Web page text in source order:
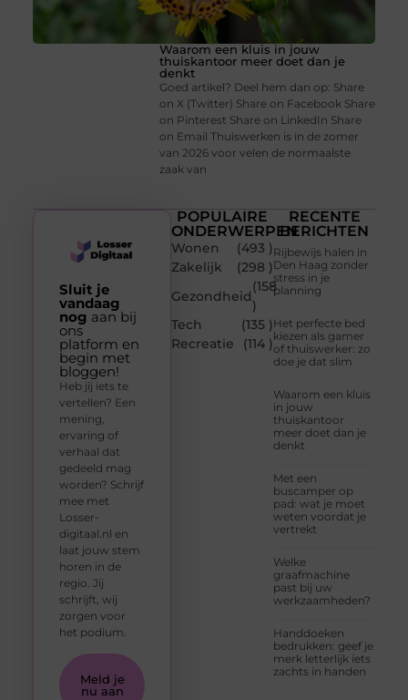
Waarom een kluis in jouw
thuiskantoor meer doet dan je
denkt
Goed artikel? Deel hem dan op: Share
on X (Twitter) Share on Facebook Share
on Pinterest Share on LinkedIn Share
on Email Thuiswerken is in de zomer
van 2026 voor velen de normaalste
zaak van
POPULAIRE
ONDERWERPEN
Wonen
(493 )
Zakelijk
(298 )
Gezondheid
(158
)
Tech
(135 )
Recreatie
(114 )
RECENTE
BERICHTEN
Rijbewijs halen in
Den Haag zonder
stress in je
planning
Het perfecte bed
kiezen als gamer
of thuiswerker: zo
doe je dat slim
Waarom een kluis
in jouw
thuiskantoor
meer doet dan je
denkt
Met een
buscamper op
pad: wat je moet
weten voordat je
vertrekt
Welke
graafmachine
past bij uw
werkzaamheden?
Handdoeken
bedrukken: geef je
merk letterlijk iets
zachts in handen
Sluit je
vandaag
nog aan bij
ons
platform en
begin met
bloggen!
Heb jij iets te
vertellen? Een
mening,
ervaring of
verhaal dat
gedeeld mag
worden? Schrijf
mee met
Losser-
digitaal.nl en
laat jouw stem
horen in de
regio. Jij
schrijft, wij
zorgen voor
het podium.
Meld je
nu aan